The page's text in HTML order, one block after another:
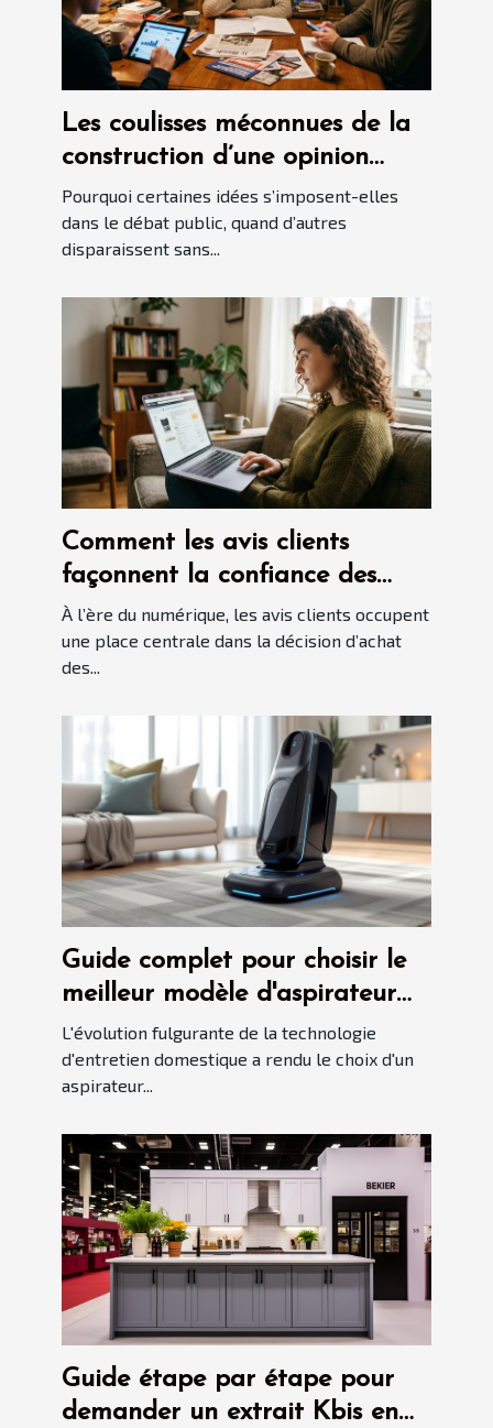
Les coulisses méconnues de la
construction d’une opinion
politique
Pourquoi certaines idées s’imposent-elles
dans le débat public, quand d’autres
disparaissent sans...
Comment les avis clients
façonnent la confiance des
consommateurs en ligne ?
À l’ère du numérique, les avis clients occupent
une place centrale dans la décision d’achat
des...
Guide complet pour choisir le
meilleur modèle d'aspirateur
automatisé en 2025
L'évolution fulgurante de la technologie
d'entretien domestique a rendu le choix d'un
aspirateur...
Guide étape par étape pour
demander un extrait Kbis en